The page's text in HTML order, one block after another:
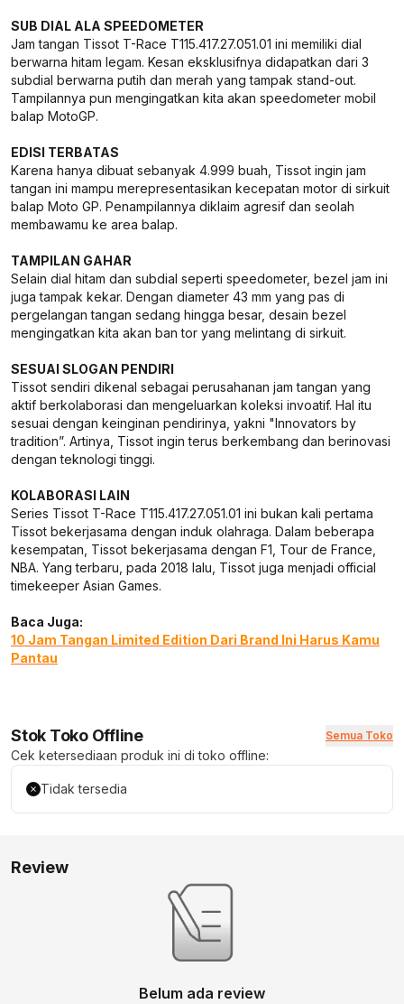
SUB DIAL ALA SPEEDOMETER
Jam tangan Tissot T-Race T115.417.27.051.01 ini memiliki dial
berwarna hitam legam. Kesan eksklusifnya didapatkan dari 3
subdial berwarna putih dan merah yang tampak stand-out.
Tampilannya pun mengingatkan kita akan speedometer mobil
balap MotoGP.
EDISI TERBATAS
Karena hanya dibuat sebanyak 4.999 buah, Tissot ingin jam
tangan ini mampu merepresentasikan kecepatan motor di sirkuit
balap Moto GP. Penampilannya diklaim agresif dan seolah
membawamu ke area balap.
TAMPILAN GAHAR
Selain dial hitam dan subdial seperti speedometer, bezel jam ini
juga tampak kekar. Dengan diameter 43 mm yang pas di
pergelangan tangan sedang hingga besar, desain bezel
mengingatkan kita akan ban tor yang melintang di sirkuit.
SESUAI SLOGAN PENDIRI
Tissot sendiri dikenal sebagai perusahanan jam tangan yang
aktif berkolaborasi dan mengeluarkan koleksi invoatif. Hal itu
sesuai dengan keinginan pendirinya, yakni "Innovators by
tradition”. Artinya, Tissot ingin terus berkembang dan berinovasi
dengan teknologi tinggi.
KOLABORASI LAIN
Series Tissot T-Race T115.417.27.051.01 ini bukan kali pertama
Tissot bekerjasama dengan induk olahraga. Dalam beberapa
kesempatan, Tissot bekerjasama dengan F1, Tour de France,
NBA. Yang terbaru, pada 2018 lalu, Tissot juga menjadi official
timekeeper Asian Games.
Baca Juga:
10 Jam Tangan Limited Edition Dari Brand Ini Harus Kamu
Pantau
Stok Toko Offline Semua Toko
Cek ketersediaan produk ini di toko offline:
Tidak tersedia
Review
Belum ada review